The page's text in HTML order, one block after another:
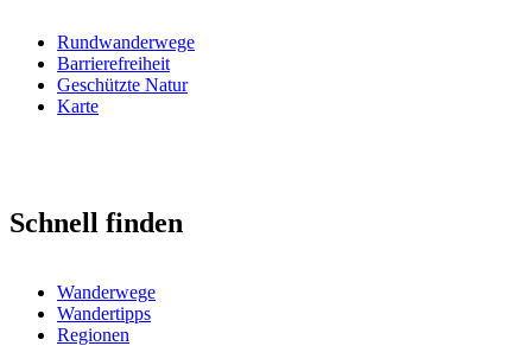
Rundwanderwege
Barrierefreiheit
Geschützte Natur
Karte
Schnell finden
Wanderwege
Wandertipps
Regionen